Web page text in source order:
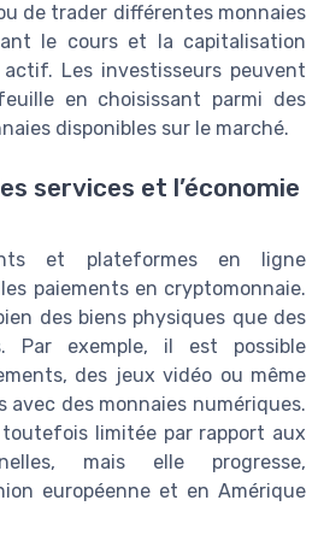
de trader différentes monnaies
le cours et la capitalisation
Les investisseurs peuvent
en choisissant parmi des
disponibles sur le marché.
services et l’économie
et plateformes en ligne
paiements en cryptomonnaie.
des biens physiques que des
Par exemple, il est possible
des jeux vidéo ou même
des monnaies numériques.
limitée par rapport aux
mais elle progresse,
européenne et en Amérique